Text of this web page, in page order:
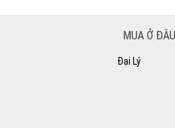
MUA Ở
Đại Lý